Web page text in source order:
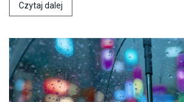
Czytaj dalej